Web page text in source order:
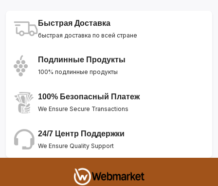
Быстрая Доставка
быстрая доставка по всей стране
Подлинные Продукты
100% подлинные продукты
100% Безопасный Платеж
We Ensure Secure Transactions
24/7 Центр Поддержки
We Ensure Quality Support